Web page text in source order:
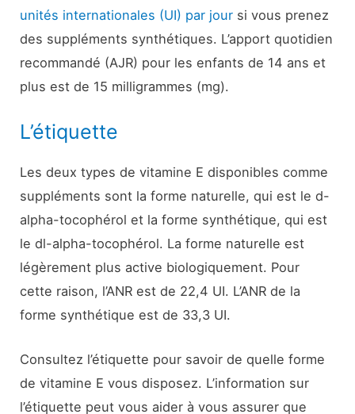
unités internationales (UI) par jour si vous prenez
des suppléments synthétiques. L’apport quotidien
recommandé (AJR) pour les enfants de 14 ans et
plus est de 15 milligrammes (mg).
L’étiquette
Les deux types de vitamine E disponibles comme
suppléments sont la forme naturelle, qui est le d-
alpha-tocophérol et la forme synthétique, qui est
le dl-alpha-tocophérol. La forme naturelle est
légèrement plus active biologiquement. Pour
cette raison, l’ANR est de 22,4 UI. L’ANR de la
forme synthétique est de 33,3 UI.
Consultez l’étiquette pour savoir de quelle forme
de vitamine E vous disposez. L’information sur
l’étiquette peut vous aider à vous assurer que